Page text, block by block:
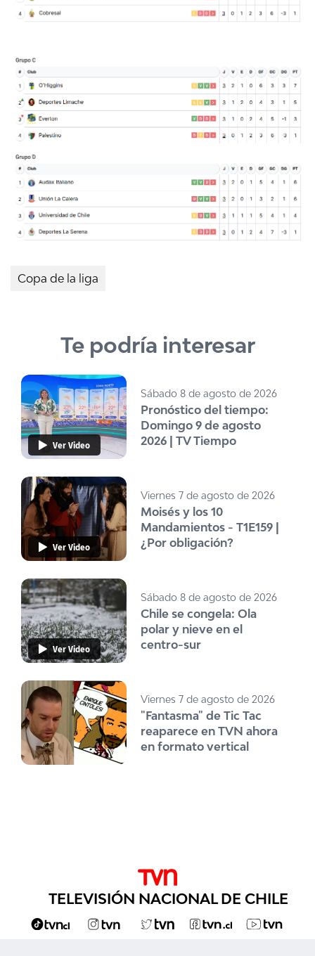
Copa de la liga
Te podría interesar
Ver Video
Sábado 8 de agosto de 2026
Pronóstico del tiempo:
Domingo 9 de agosto
2026 | TV Tiempo
Ver Video
Viernes 7 de agosto de 2026
Moisés y los 10
Mandamientos - T1E159 |
¿Por obligación?
Ver Video
Sábado 8 de agosto de 2026
Chile se congela: Ola
polar y nieve en el
centro-sur
Viernes 7 de agosto de 2026
"Fantasma" de Tic Tac
reaparece en TVN ahora
en formato vertical
TELEVISIÓN NACIONAL DE CHILE